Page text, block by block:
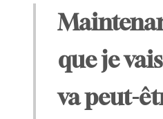
que je
va peut-